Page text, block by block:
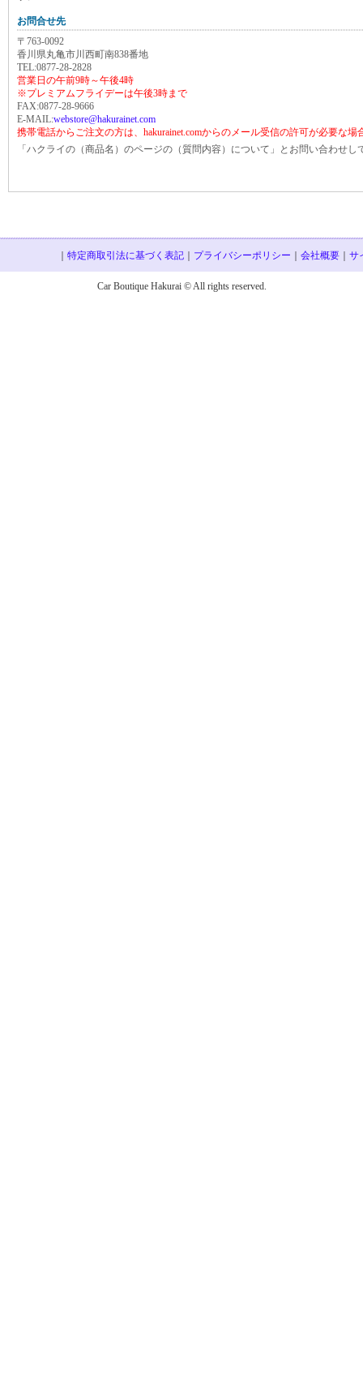
お問合せ先
〒763-0092
香川県丸亀市川西町南838番地
TEL:0877-28-2828
営業日の午前9時～午後4時
※プレミアムフライデーは午後3時まで
FAX:0877-28-9666
E-MAIL:webstore@hakurainet.com
携帯電話からご注文の方は、hakurainet.comからのメール受信の許可が必要な場
「ハクライの（商品名）のページの（質問内容）について」とお問い合わせし
特定商取引法に基づく表記 プライバシーポリシー 会社概要 サ
Car Boutique Hakurai © All rights reserved.